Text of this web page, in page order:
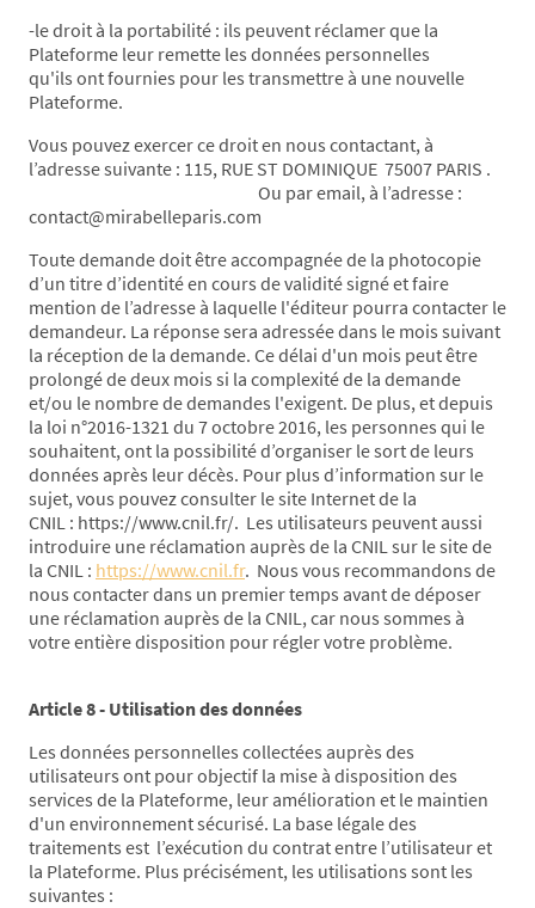
-le droit à la portabilité : ils peuvent réclamer que la
Plateforme leur remette les données personnelles
qu'ils ont fournies pour les transmettre à une nouvelle
Plateforme.
Vous pouvez exercer ce droit en nous contactant, à
l’adresse suivante : 115, RUE ST DOMINIQUE 75007 PARIS .
Ou par email, à l’adresse :
contact@mirabelleparis.com
Toute demande doit être accompagnée de la photocopie
d’un titre d’identité en cours de validité signé et faire
mention de l’adresse à laquelle l'éditeur pourra contacter le
demandeur. La réponse sera adressée dans le mois suivant
la réception de la demande. Ce délai d'un mois peut être
prolongé de deux mois si la complexité de la demande
et/ou le nombre de demandes l'exigent. De plus, et depuis
la loi n°2016-1321 du 7 octobre 2016, les personnes qui le
souhaitent, ont la possibilité d’organiser le sort de leurs
données après leur décès. Pour plus d’information sur le
sujet, vous pouvez consulter le site Internet de la
CNIL : https://www.cnil.fr/. Les utilisateurs peuvent aussi
introduire une réclamation auprès de la CNIL sur le site de
la CNIL : https://www.cnil.fr. Nous vous recommandons de
nous contacter dans un premier temps avant de déposer
une réclamation auprès de la CNIL, car nous sommes à
votre entière disposition pour régler votre problème.
Article 8 - Utilisation des données
Les données personnelles collectées auprès des
utilisateurs ont pour objectif la mise à disposition des
services de la Plateforme, leur amélioration et le maintien
d'un environnement sécurisé. La base légale des
traitements est l’exécution du contrat entre l’utilisateur et
la Plateforme. Plus précisément, les utilisations sont les
suivantes :